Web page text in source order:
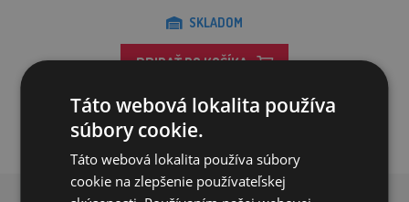
SKLADOM
PRIDAŤ DO KOŠÍKA
Táto webová lokalita používa
súbory cookie.
Táto webová lokalita používa súbory
cookie na zlepšenie používateľskej